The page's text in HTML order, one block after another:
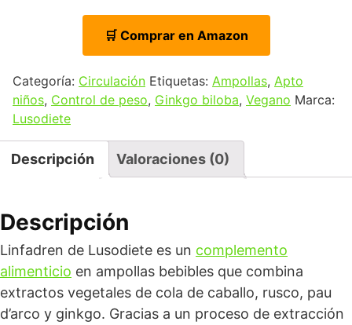
🛒 Comprar en Amazon
Categoría: Circulación Etiquetas: Ampollas, Apto
niños, Control de peso, Ginkgo biloba, Vegano Marca:
Lusodiete
Descripción Valoraciones (0)
Descripción
Linfadren de Lusodiete es un complemento
alimenticio en ampollas bebibles que combina
extractos vegetales de cola de caballo, rusco, pau
d’arco y ginkgo. Gracias a un proceso de extracción